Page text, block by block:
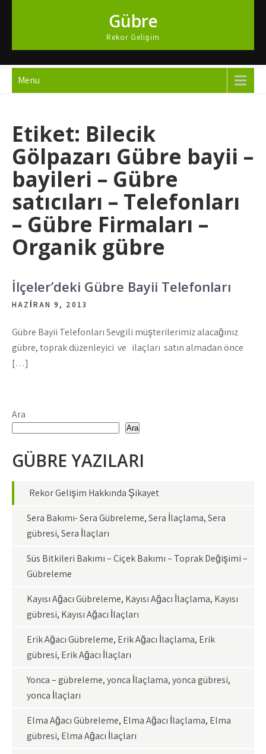
Gübre
Rekor Gelişim
Menu
Etiket: Bilecik
Gölpazarı Gübre bayii –
bayileri – Gübre
satıcıları – Telefonları
– Gübre Firmaları –
Organik gübre
İlçeler’deki Gübre Bayii Telefonları
HAZIRAN 9, 2013
Gübre Bayii Telefonları Sevgili müşterilerimiz alacağınız
gübre, toprak düzenleyici ve ilaçları satın almadan önce
[…]
Ara
Ara
GÜBRE YAZILARI
Rekor Gelişim Hakkında Şikayet
Sera Bakımı- Sera Gübreleme, Sera İlaçlama, Sera
gübresi, Sera İlaçları
Süs Bitkileri Bakımı – Çiçek Bakımı – Toprak Değişimi –
Gübreleme
Kayısı Ağacı Gübreleme, Kayısı Ağacı İlaçlama, Kayısı
gübresi, Kayısı Ağacı İlaçları
Erik Ağacı Gübreleme, Erik Ağacı İlaçlama, Erik
gübresi, Erik Ağacı İlaçları
Yonca – gübreleme, yonca İlaçlama, yonca gübresi,
yonca İlaçları
Elma Ağacı Gübreleme, Elma Ağacı İlaçlama, Elma
gübresi, Elma Ağacı İlaçları